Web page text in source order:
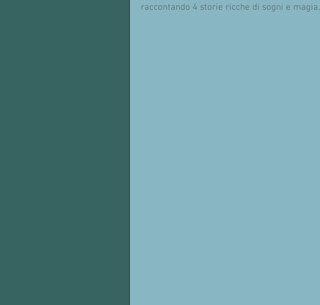
raccontando 4 storie ricche di sogni e magia.